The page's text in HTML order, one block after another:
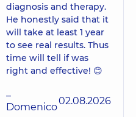
diagnosis and therapy.
He honestly said that it
will take at least 1 year
to see real results. Thus
time will tell if was
right and effective! 😊
–
Domenico02.08.2026